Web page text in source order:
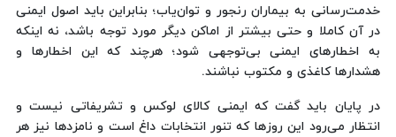
خدمت‌رسانی به بیماران رنجور و توان‌یاب؛ بنابراین باید اصول ایمنی
در آن کاملا و حتی بیشتر از اماکن دیگر مورد توجه باشد، نه این‎که
به اخطارهای ایمنی بی‌توجهی شود؛ هرچند که این اخطارها و
هشدارها کاغذی و مکتوب نباشند.
در پایان باید گفت که ایمنی کالای لوکس و تشریفاتی نیست و
انتظار می‌رود این روزها که تنور انتخابات داغ است و نامزدها نیز هر